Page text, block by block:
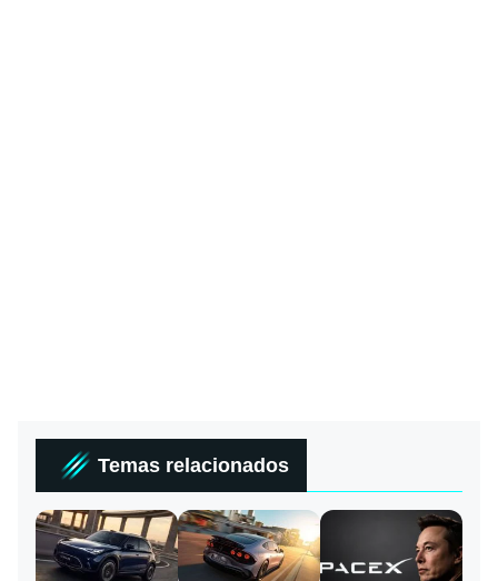
Temas relacionados